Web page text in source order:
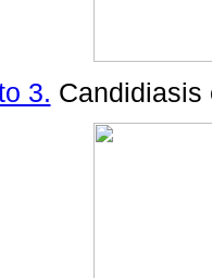
3. Candidiasis